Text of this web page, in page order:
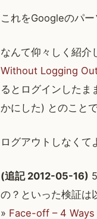
これをGoogleのパ
なんて仰々しく紹介
Without Logging
るとログインしたま
かにした) とのことで
ログアウトしなくて
(追記 2012-05-16)
の？といった検証は
» Face-off – 4